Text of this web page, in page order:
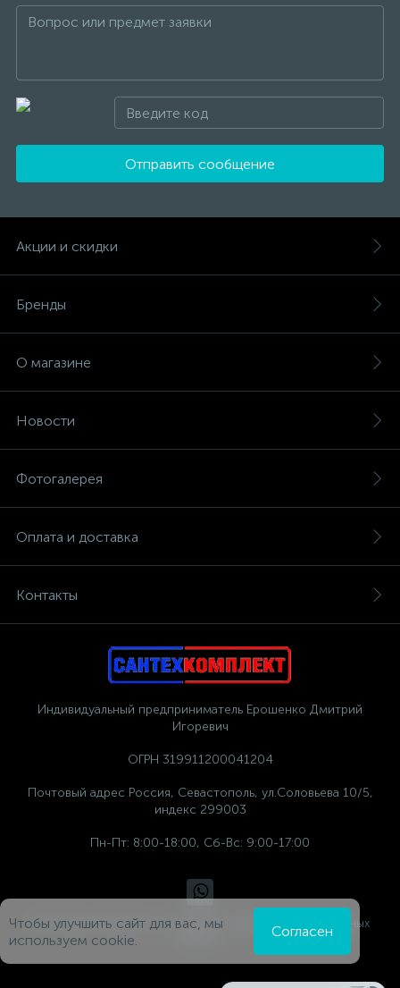
Отправить сообщение
Акции и скидки
Бренды
О магазине
Новости
Фотогалерея
Оплата и доставка
Контакты
Индивидуальный предприниматель Ерошенко Дмитрий
Игоревич
ОГРН 319911200041204
Почтовый адрес Россия, Севастополь, ул.Соловьева 10/5,
индекс 299003
Пн-Пт: 8:00-18:00, Сб-Вс: 9:00-17:00
Политика компании в отношении обработки персональных
Чтобы улучшить сайт для вас, мы
используем cookie.
Согласен